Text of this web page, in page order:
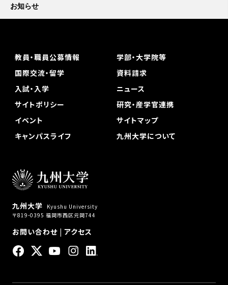
お知らせ
九州大学
Kyushu University
〒819-0395 福岡市西区元岡744
お問い合わせ| アクセス
教員・職員公募情報
学部・大学院等
国際交流・留学
資料請求
入試・入学
ニュース
サイトポリシー
研究・産学官連携
イベント
サイトマップ
キャンパスライフ
九州大学について